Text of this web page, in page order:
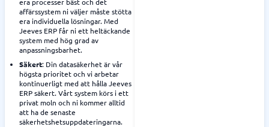
affärssystem ni väljer måste stötta
era individuella lösningar. Med
Jeeves ERP får ni ett heltäckande
system med hög grad av
anpassningsbarhet.
Säkert: Din datasäkerhet är vår
högsta prioritet och vi arbetar
kontinuerligt med att hålla Jeeves
ERP säkert. Vårt system körs i ett
privat moln och ni kommer alltid
att ha de senaste
säkerhetshetsuppdateringarna.